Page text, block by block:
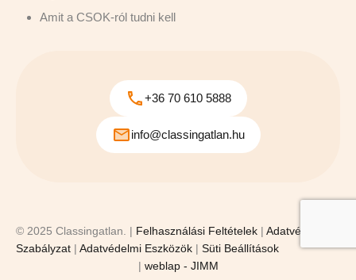
Amit a CSOK-ról tudni kell
+36 70 610 5888
info@classingatlan.hu
© 2025 Classingatlan. | Felhasználási Feltételek | Adatvédelmi
Szabályzat | Adatvédelmi Eszközök | Süti Beállítások
| weblap - JIMM